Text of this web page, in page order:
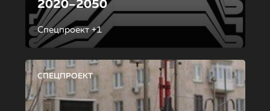
2020–2050
Спецпроект +1
СПЕЦПРОЕКТ